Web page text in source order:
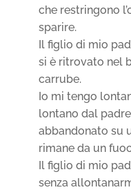
che restringono
sparire.
Il figlio di mio
si è ritrovato nel
carrube.
Io mi tengo
lontano dal
abbandonato su
rimane da un
Il figlio di mio
senza